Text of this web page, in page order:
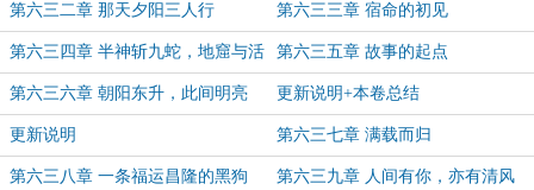
第六三二章 那天夕阳三人行 第六三三章 宿命的初见
第六三四章 半神斩九蛇，地窟与活
人
第六三五章 故事的起点
第六三六章 朝阳东升，此间明亮 更新说明+本卷总结
更新说明 第六三七章 满载而归
第六三八章 一条福运昌隆的黑狗 第六三九章 人间有你，亦有清风